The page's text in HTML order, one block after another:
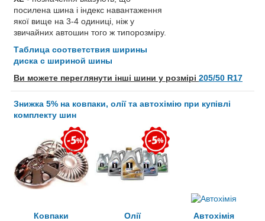
посилена шина і індекс навантаження
якої вище на 3-4 одиниці, ніж у
звичайних автошин того ж типорозміру.
Таблица соответствия ширины
диска с шириной шины
Ви можете переглянути інші шини у розмірі 205/50 R17
Знижка 5% на ковпаки, олії та автохімію при купівлі
комплекту шин
Ковпаки Олії Автохімія